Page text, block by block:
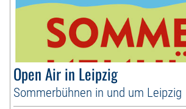
Open Air in Leipzig
Sommerbühnen in und um Leipzig